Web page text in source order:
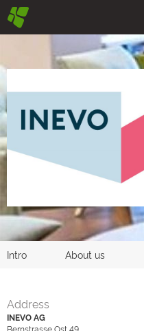
§
Intro About us
Address
INEVO AG
Bernstrasse Ost 49